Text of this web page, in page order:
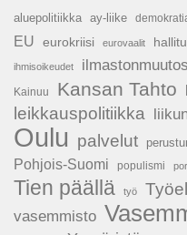
aluepolitiikka ay-liike
EU eurokriisi eurovaalit
ihmisoikeudet ilmastonmuutos
Kainuu Kansan Tahto
leikkauspolitiikka
Oulu palvelut
Pohjois-Suomi
populismi
Tien päällä työ
vasemmisto